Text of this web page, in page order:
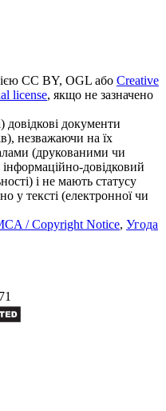
CC BY, OGL або Creative
license, якщо не зазначено
довідкові документи
незважаючи на їх
(друкованими чи
довідковий
і не мають статусу
у тексті (електронної чи
/ Copyright Notice, Угода